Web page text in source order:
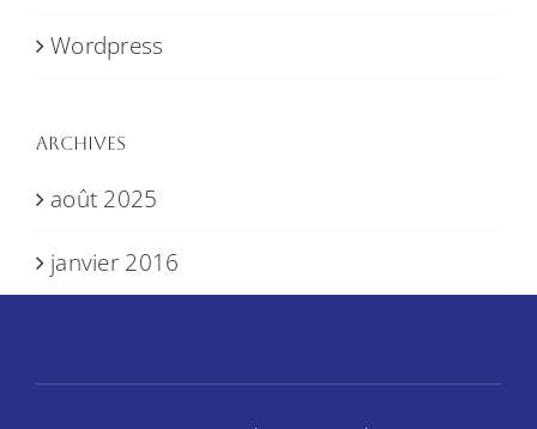
Wordpress
Archives
août 2025
janvier 2016